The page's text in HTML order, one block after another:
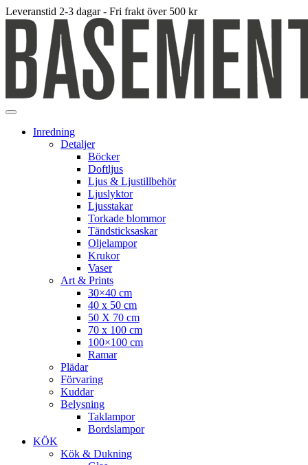
Leveranstid 2-3 dagar - Fri frakt över 500 kr
Inredning
Detaljer
Böcker
Doftljus
Ljus & Ljustillbehör
Ljuslyktor
Ljusstakar
Torkade blommor
Tändsticksaskar
Oljelampor
Krukor
Vaser
Art & Prints
30×40 cm
40 x 50 cm
50 X 70 cm
70 x 100 cm
100×100 cm
Ramar
Plädar
Förvaring
Kuddar
Belysning
Taklampor
Bordslampor
KÖK
Kök & Dukning